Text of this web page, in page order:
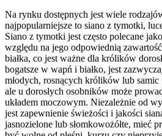
Na rynku dostępnych jest wiele
najpopularniejsze to siano z tymotki,
Siano z tymotki jest często polecane
względu na jego odpowiednią
białka, co jest ważne dla królików
bogatsze w wapń i białko, jest
młodych, rosnących królików lub
ale u dorosłych osobników może
układem moczowym. Niezależnie od
jest zapewnienie świeżości i jakości
jasnozielone lub słomkowożółte, mieć